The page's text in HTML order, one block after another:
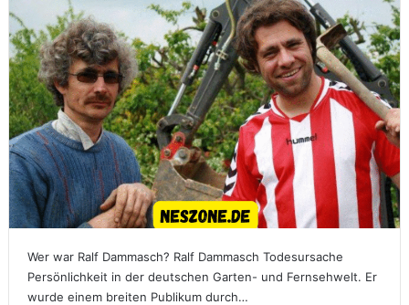
Wer war Ralf Dammasch? Ralf Dammasch Todesursache
Persönlichkeit in der deutschen Garten- und Fernsehwelt. Er
wurde einem breiten Publikum durch…